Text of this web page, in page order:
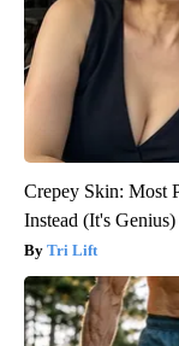
Crepey Skin: Most
Instead (It's Genius)
Tri Lift